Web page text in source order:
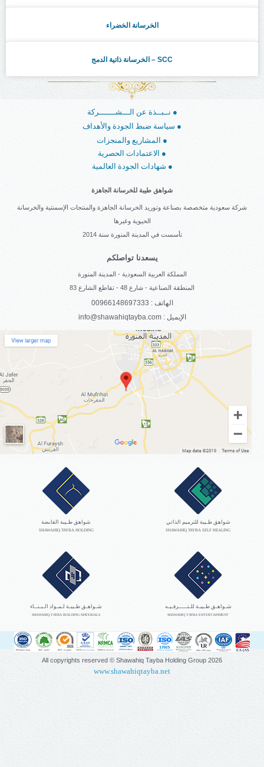
الخرسانة الخضراء
الخرسانة ذاتية الدمج – SCC
نــبــذة عن الـــشـــــــركة ●
سياسة ضبط الجودة والأهداف ●
المشاريع والمنجزات ●
الاعتمادات الحصرية ●
شهادات الجودة العالمية ●
شواهق طيبة للخرسانة الجاهزة
شركة سعودية متخصصة بصناعة وتوريد الخرسانة الجاهزة والمنتجات الإسمنتية والخرسانة
الحيوية وغيرها
تأسست في المدينة المنورة سنة 2014
يسعدنا تواصلكم
المملكة العربية السعودية - المدينة المنورة
المنطقة الصناعية - شارع 48 - تقاطع الشارع 83
الهاتف : 00966148697333
info@shawahiqtayba.com : الإيميل
شواهق طـيبة القابضة
SHAWAHIQ TAYBA HOLDING
شواهق طـيبة للترميم الذاتي
SHAWAHIQ TAYBA SELF HEALING
شـواهـق طـيبـة لـمـواد الـبـنــاء
SHAWAHIQ TAYBA BUILDING MATERIALS
شـواهـق طـيبـة للـتـــــرفـيـه
SHAWAHIQ TAYBA ENTERTAINMENT
All copyrights reserved © Shawahiq Tayba Holding Group 2026
www.shawahiqtayba.net